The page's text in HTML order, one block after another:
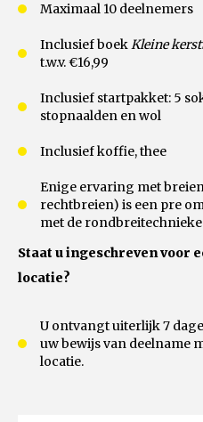
Maximaal 10 deelnemers
Inclusief boekKleine
t.w.v. €16,99
Inclusief startpakket: 5
stopnaalden en wol
Inclusief koffie, thee
Enige ervaring met
rechtbreien) is een pre
met de
Staat u ingeschreven voor
locatie?
U ontvangt uiterlijk 7
uw bewijs van deelname
locatie.